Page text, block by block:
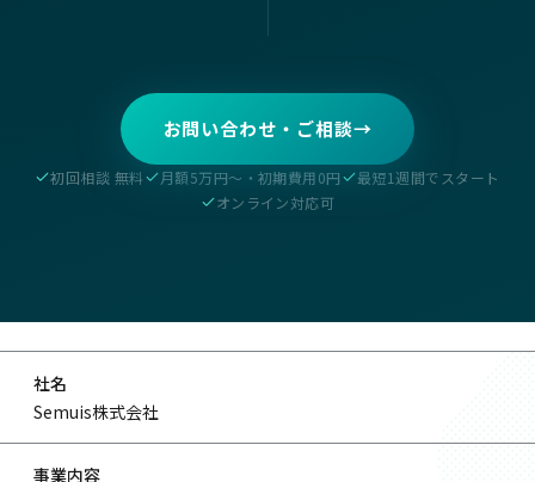
お問い合わせ・ご相談→
初回相談 無料 月額5万円〜・初期費用0円
最短1週間でスタート
オンライン対応可
社名
Semuis株式会社
事業内容